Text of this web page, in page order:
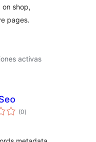
shop,
pages.
activas
(0total
de
)